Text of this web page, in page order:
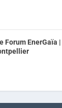
Forum EnerGaïa